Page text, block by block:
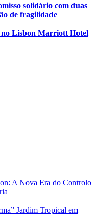
solidário com duas
de fragilidade
no Lisbon Marriott Hotel
A Nova Era do Controlo
Jardim Tropical em